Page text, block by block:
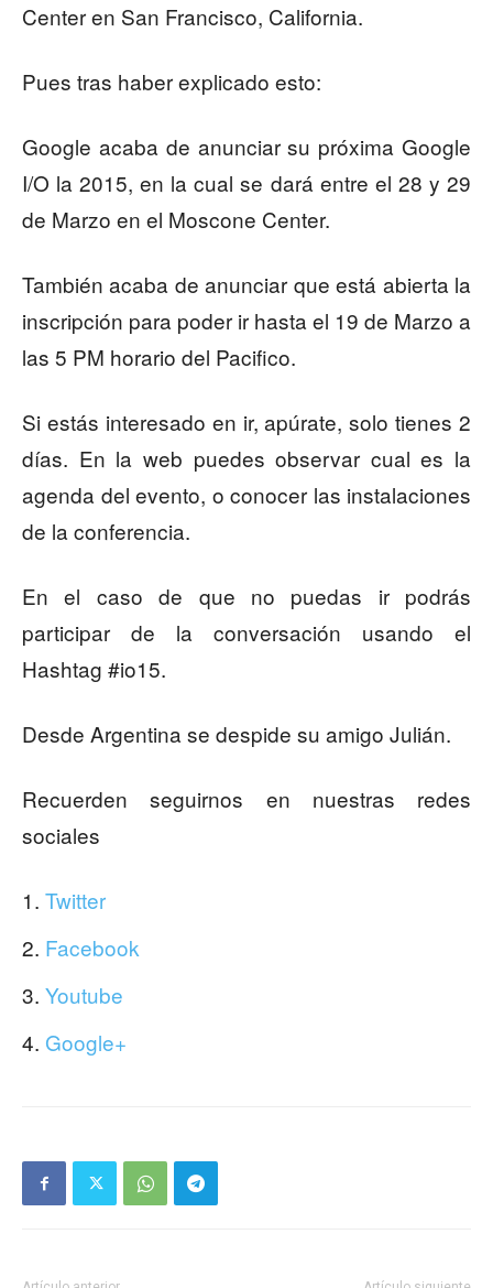
Center en San Francisco, California.
Pues tras haber explicado esto:
Google acaba de anunciar su próxima Google
I/O la 2015, en la cual se dará entre el 28 y 29
de Marzo en el Moscone Center.
También acaba de anunciar que está abierta la
inscripción para poder ir hasta el 19 de Marzo a
las 5 PM horario del Pacifico.
Si estás interesado en ir, apúrate, solo tienes 2
días. En la web puedes observar cual es la
agenda del evento, o conocer las instalaciones
de la conferencia.
En el caso de que no puedas ir podrás
participar de la conversación usando el
Hashtag #io15.
Desde Argentina se despide su amigo Julián.
Recuerden seguirnos en nuestras redes
sociales
Twitter
Facebook
Youtube
Google+